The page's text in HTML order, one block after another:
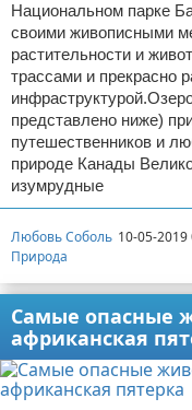
Национальном парке
своими живописными
растительности и
трассами и прекрасно
представлено ниже)
путешественников и
природе Канады
изумрудные
Любовь Соболь 10-05-2019
Природа
Самые опасные
африканская